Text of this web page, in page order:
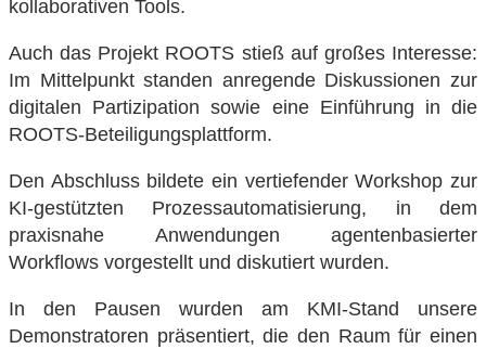
kollaborativen Tools.
Auch das Projekt ROOTS stieß auf großes Interesse:
Im Mittelpunkt standen anregende Diskussionen zur
digitalen Partizipation sowie eine Einführung in die
ROOTS-Beteiligungsplattform.
Den Abschluss bildete ein vertiefender Workshop zur
KI-gestützten Prozessautomatisierung, in dem
praxisnahe Anwendungen agentenbasierter
Workflows vorgestellt und diskutiert wurden.
In den Pausen wurden am KMI-Stand unsere
Demonstratoren präsentiert, die den Raum für einen